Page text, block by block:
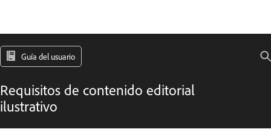
Guía del usuario
Requisitos de contenido editorial
ilustrativo